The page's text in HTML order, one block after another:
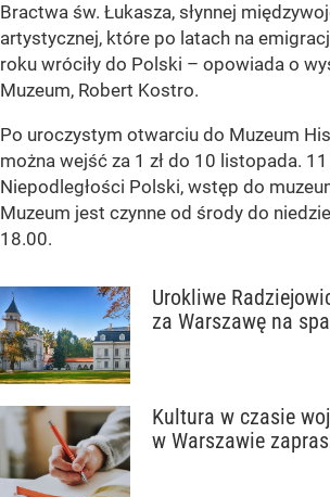
Bractwa św. Łukasza, słynnej
artystycznej, które po latach na
roku wróciły do Polski – opowiada o
Muzeum, Robert Kostro.
Po uroczystym otwarciu do Muzeum
można wejść za 1 zł do 10 listopada.
Niepodległości Polski, wstęp do
Muzeum jest czynne od środy do
18.00.
Urokliwe
za Warszawę na
Kultura w czasie
w Warszawie